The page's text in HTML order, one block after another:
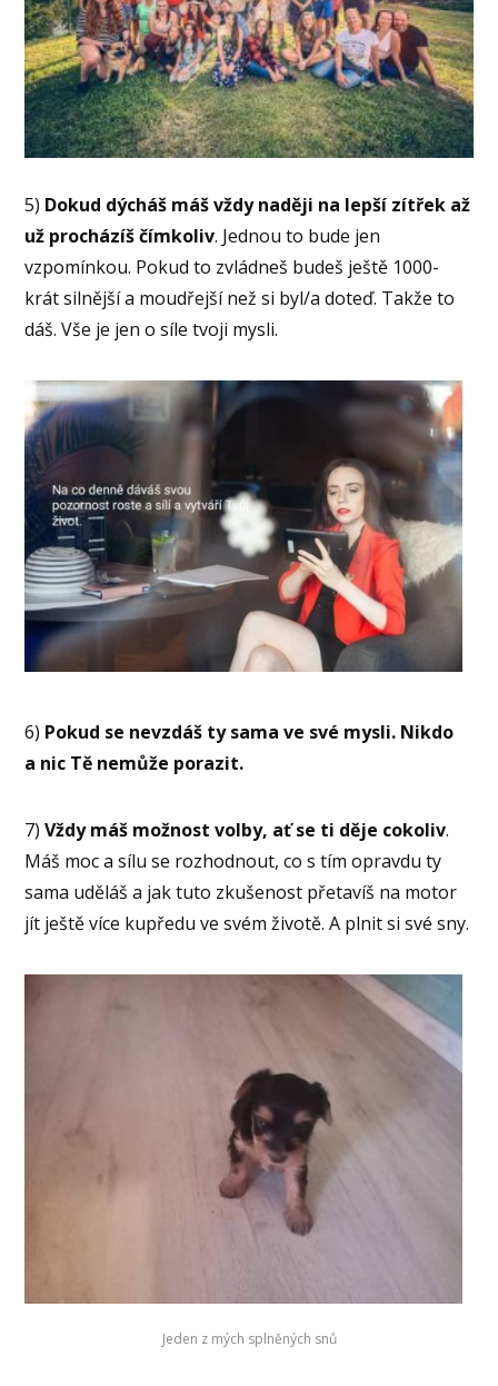
5) Dokud dýcháš máš vždy naději na lepší zítřek až
už procházíš čímkoliv. Jednou to bude jen
vzpomínkou. Pokud to zvládneš budeš ještě 1000-
krát silnější a moudřejší než si byl/a doteď. Takže to
dáš. Vše je jen o síle tvoji mysli.
6) Pokud se nevzdáš ty sama ve své mysli. Nikdo
a nic Tě nemůže porazit.
7)Vždy máš možnost volby, ať se ti děje cokoliv.
Máš moc a sílu se rozhodnout, co s tím opravdu ty
sama uděláš a jak tuto zkušenost přetavíš na motor
jít ještě více kupředu ve svém životě. A plnit si své sny.
Jeden z mých splněných snů